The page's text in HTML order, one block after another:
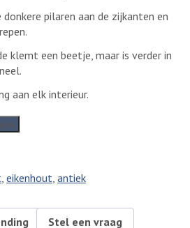
pilaren aan de zijkanten en
klemt een beetje, maar is verder in
aan elk interieur.
eikenhout antiek
Stel een vraag